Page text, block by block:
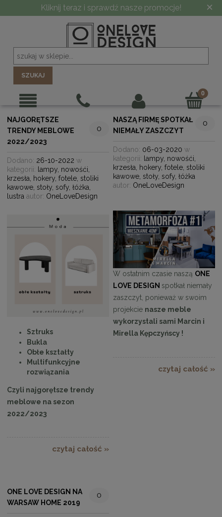
Kliknij teraz i sprawdź nasze promocje! ×
SZUKAJ
NAJGORĘTSZE
TRENDY MEBLOWE
2022/2023
0
Dodano: 26-10-2022 w
kategorii: lampy, nowośći,
krzesła, hokery,fotele,stoliki
kawowe,stoły,sofy,łóżka,
lustra autor: OneLoveDesign
Sztruks
Bukla
Obłe kształty
Multifunkcyjne
rozwiązania
Czyli najgorętsze trendy
meblowe na sezon
2022/2023
czytaj całość »
NASZĄ FIRMĘ SPOTKAŁ
NIEMAŁY ZASZCZYT
0
Dodano: 06-03-2020 w
kategorii: lampy, nowośći,
krzesła, hokery,fotele,stoliki
kawowe,stoły,sofy,łóżka
autor: OneLoveDesign
W ostatnim czasie naszą ONE
LOVE DESIGN spotkał niemały
zaszczyt, ponieważ w swoim
projekcie nasze meble
wykorzystali sami Marcin i
Mirella Kępczyńscy !
czytaj całość »
ONE LOVE DESIGN NA
WARSAW HOME 2019
0